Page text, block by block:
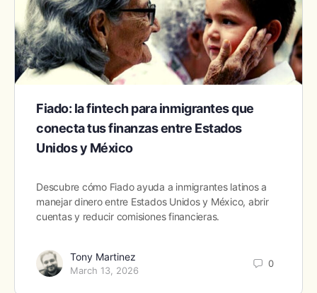
Fiado: la fintech para inmigrantes que
conecta tus finanzas entre Estados
Unidos y México
Descubre cómo Fiado ayuda a inmigrantes latinos a
manejar dinero entre Estados Unidos y México, abrir
cuentas y reducir comisiones financieras.
Tony Martinez
March 13, 2026
0